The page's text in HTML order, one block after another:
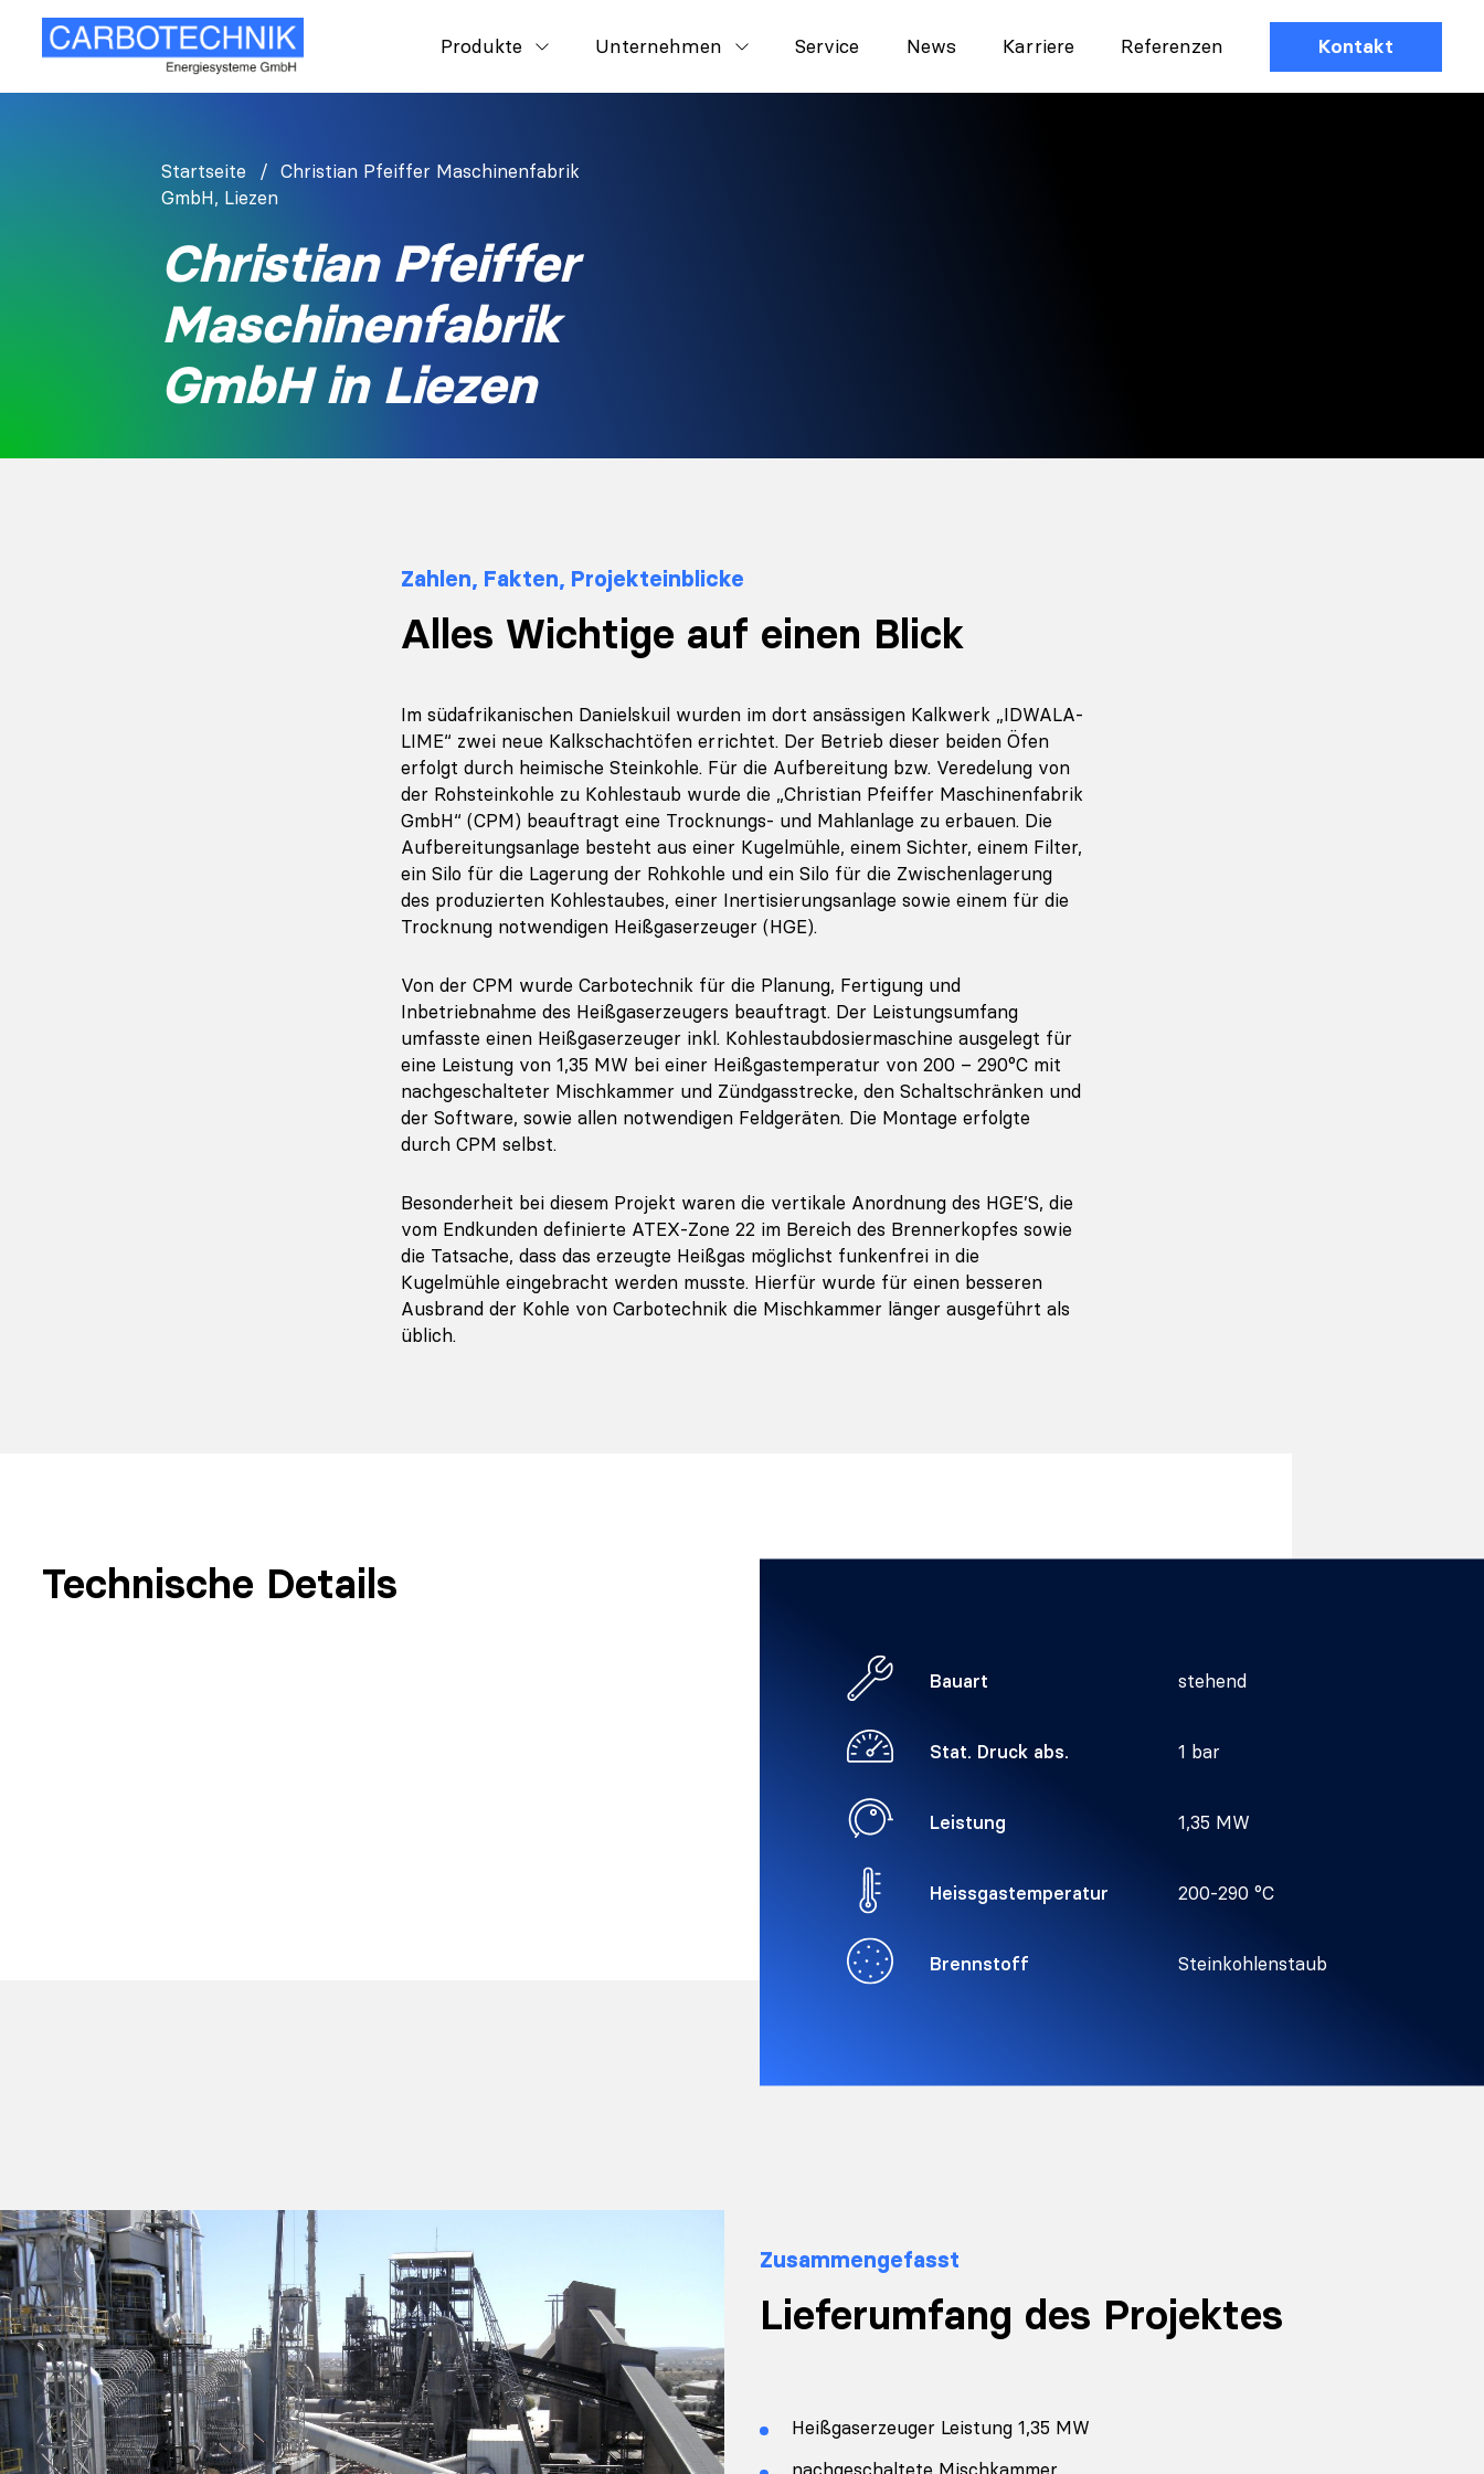
Produkte Unternehmen Service News Karriere Referenzen Kontakt
Startseite
Christian Pfeiffer Maschinenfabrik
GmbH, Liezen
Christian Pfeiffer
Maschinenfabrik
GmbH in Liezen
Zahlen, Fakten, Projekteinblicke
Alles Wichtige auf einen Blick
Im südafrikanischen Danielskuil wurden im dort ansässigen Kalkwerk „IDWALA-
LIME“ zwei neue Kalkschachtöfen errichtet. Der Betrieb dieser beiden Öfen
erfolgt durch heimische Steinkohle. Für die Aufbereitung bzw. Veredelung von
der Rohsteinkohle zu Kohlestaub wurde die „Christian Pfeiffer Maschinenfabrik
GmbH“ (CPM) beauftragt eine Trocknungs- und Mahlanlage zu erbauen. Die
Aufbereitungsanlage besteht aus einer Kugelmühle, einem Sichter, einem Filter,
ein Silo für die Lagerung der Rohkohle und ein Silo für die Zwischenlagerung
des produzierten Kohlestaubes, einer Inertisierungsanlage sowie einem für die
Trocknung notwendigen Heißgaserzeuger (HGE).
Von der CPM wurde Carbotechnik für die Planung, Fertigung und
Inbetriebnahme des Heißgaserzeugers beauftragt. Der Leistungsumfang
umfasste einen Heißgaserzeuger inkl. Kohlestaubdosiermaschine ausgelegt für
eine Leistung von 1,35 MW bei einer Heißgastemperatur von 200 – 290°C mit
nachgeschalteter Mischkammer und Zündgasstrecke, den Schaltschränken und
der Software, sowie allen notwendigen Feldgeräten. Die Montage erfolgte
durch CPM selbst.
Besonderheit bei diesem Projekt waren die vertikale Anordnung des HGE’S, die
vom Endkunden definierte ATEX-Zone 22 im Bereich des Brennerkopfes sowie
die Tatsache, dass das erzeugte Heißgas möglichst funkenfrei in die
Kugelmühle eingebracht werden musste. Hierfür wurde für einen besseren
Ausbrand der Kohle von Carbotechnik die Mischkammer länger ausgeführt als
üblich.
Technische Details
Bauart stehend
Stat. Druck abs. 1 bar
Leistung 1,35 MW
Heissgastemperatur 200-290 °C
Brennstoff Steinkohlenstaub
Zusammengefasst
Lieferumfang des Projektes
Heißgaserzeuger Leistung 1,35 MW